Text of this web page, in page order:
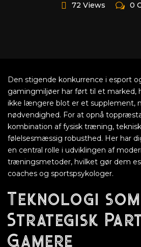
72 Views 0
Den stigende konkurrence i esport
gamingmiljøer har ført til et marked,
ikke længere blot er et supplement,
nødvendighed. For at opnå
kombination af fysisk træning,
følelsesmæssig robusthed. Her har
en central rolle i udviklingen af
træningsmetoder, hvilket gør dem
coaches og sportspsykologer.
Teknologi som
Strategisk
Gamere